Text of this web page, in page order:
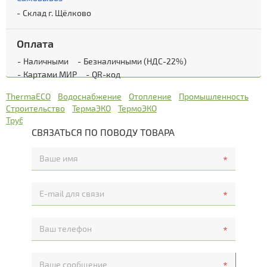
Склад г. Щёлково
Оплата
Наличными
Безналичными (НДС-22%)
Картами МИР
QR-код
ThermaECO Водоснабжение Отопление
Промышленность
Строительство
ТермаЭКО
ТермоЭКО
Трубная теплоизоляция
СВЯЗАТЬСЯ ПО ПОВОДУ ТОВАРА